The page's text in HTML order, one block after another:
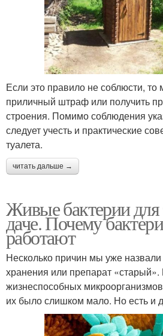
Если это правило не соблюсти, то
приличный штраф или получить
строения. Помимо соблюдения
следует учесть и практические
туалета.
читать дальше →
Живые бактерии для
даче. Почему
работают
Несколько причин мы уже
хранения или препарат «старый».
жизнеспособных
их было слишком мало. Но есть и